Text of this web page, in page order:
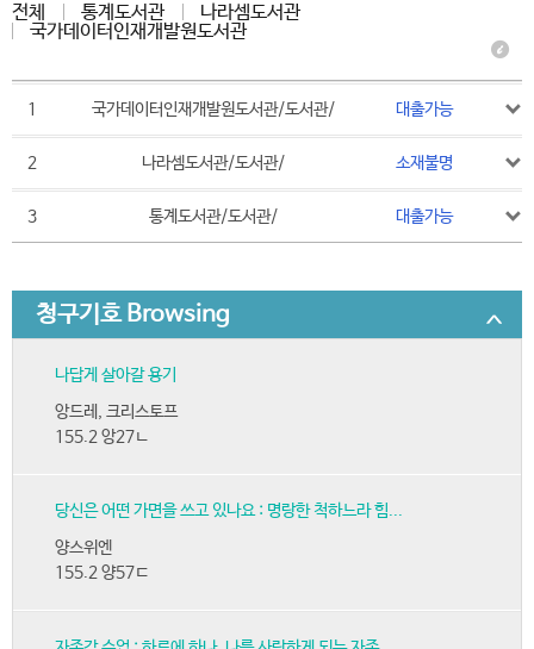
전체 통계도서관
나라셈도서관
국가데이터인재개발원도서관
1 국가데이터인재개발원도서관/도서관/ 대출가능
2 나라셈도서관/도서관/ 소재불명
3 통계도서관/도서관/ 대출가능
청구기호 Browsing
나답게 살아갈 용기
앙드레, 크리스토프
155.2 앙27ㄴ
당신은 어떤 가면을 쓰고 있나요 : 명랑한 척하느라 힘...
양스위엔
155.2 양57ㄷ